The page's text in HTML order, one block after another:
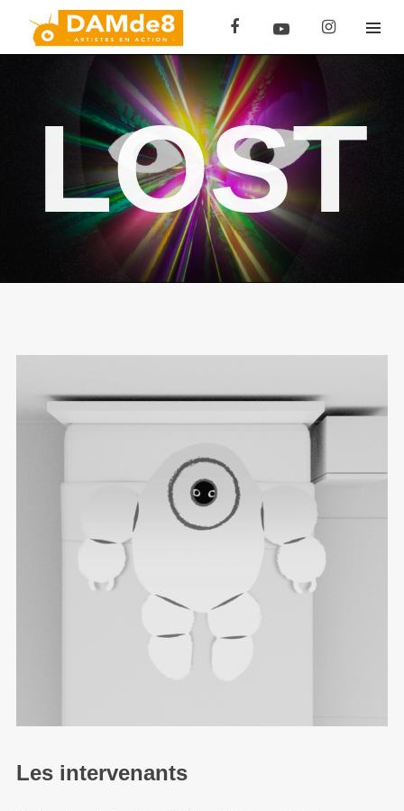
CONTACT
Pour toutes demandes d'information, de
collaboration ou de rencontre n'hésitez pas à
nous contacter sur :
RETROUVEZ NOUS SUR LES
LOST
Les intervenants